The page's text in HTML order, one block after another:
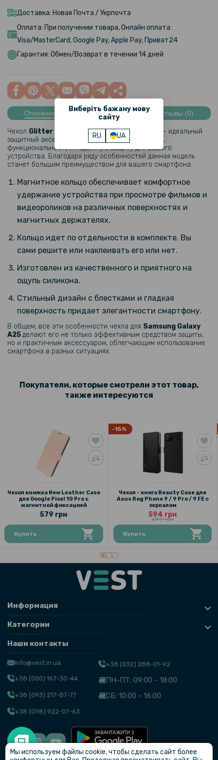
Виберіть бажану мову
сайту
RU UA
Матовая
239 грн
299 грн
заднюю панель, Матовая
169 грн
199 грн
Закаленное защитное стекло Full Screen Tempered Glass для
Samsung Galaxy A25, Black
103 грн
для Samsung Galaxy A25
Доставка: Новая Почта / Укрпочта
Оплата: При получении товара, Онлайн оплата:
Visa/MasterCard, Google Pay, Apple Pay, Приват24
Гарантия: Обмен/Возврат в течении 14 дней
Описание Характеристики Отзывы (0)
Чехол Glitter Case для Samsung Galaxy A25​
– идеальный
защитный аксессуар, сочетающий в себе стиль,
функциональность и надежную защиту для вашего
устройства. Благодаря ряду особенностей данная модель
станет большим преимуществом для вашего смартфона:
Магнитное кольцо обеспечивает комфортное
удержание устройства при просмотре фильмов и
видеороликов на различных поверхностях и
магнитных держателях.
Кольцо идет по отдельности в комплекте. Вы
сами решите или наклеивать его или нет.
Изготовлен из качественного и приятного на
ощупь силикона.
Стильный дизайн с блестками и гладкая
поверхность придает элегантности смартфону.
В общем, все эти особенности чехла для Samsung Galaxy
A25​делают его не только эффективным средством защиты,
но и практичным аксессуаром, облегчающим использование
смартфона в разных ситуациях.
Покупатели, которые смотрели этот товар,
также интересуются
Чехол книжка New Leather Case
для Google Pixel 10 Pro с
магнитной фиксацией
579 грн
Купить
-15%
Чехол - книга Beauty Case для
Asus Rog Phone 9 / 9 Pro / 9 FE с
зеркалом
594 грн
699 грн
Купить
Информация
Категории
Наши контакты
info@vest.in.ua
+38 (050) 167-30-44
+38 (093) 217-87-77
+38 (098) 922-07-63
+38 (032) 288-01-92
ПН-ПТ: 09:00 - 18:00
СБ: 10:00 - 16:00
Мы используем файлы cookie, чтобы сделать сайт более